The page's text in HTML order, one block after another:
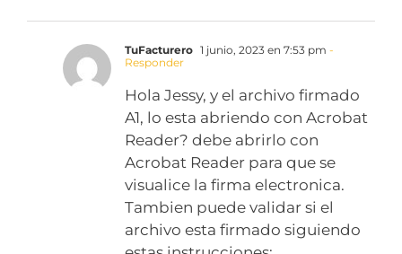
TuFacturero 1 junio, 2023 en 7:53 pm -
Responder
Hola Jessy, y el archivo firmado
A1, lo esta abriendo con Acrobat
Reader? debe abrirlo con
Acrobat Reader para que se
visualice la firma electronica.
Tambien puede validar si el
archivo esta firmado siguiendo